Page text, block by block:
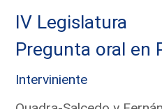
IV Legislatura
Pregunta oral en
Interviniente